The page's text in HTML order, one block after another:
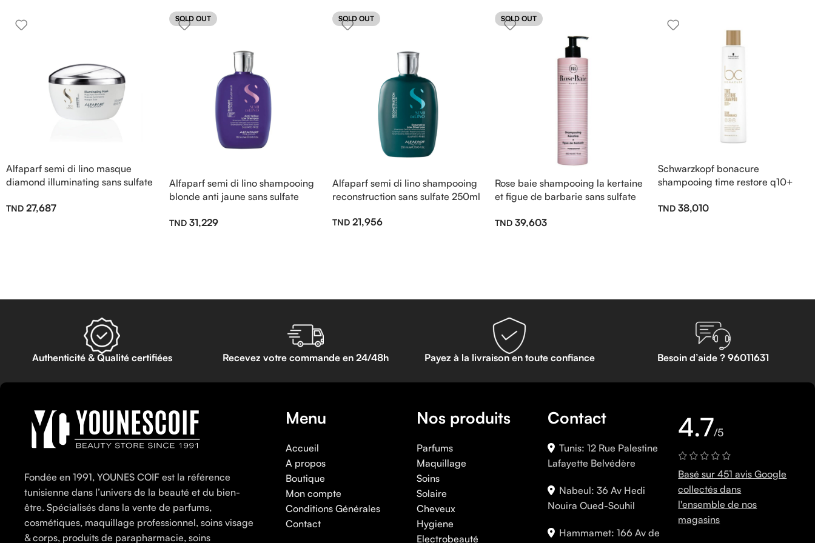
Alfaparf semi di lino masque
diamond illuminating sans sulfate
27,687
SOLD OUT
Alfaparf semi di lino shampooing
blonde anti jaune sans sulfate
31,229
SOLD OUT
Alfaparf semi di lino shampooing
reconstruction sans sulfate 250ml
21,956
SOLD OUT
Rose baie shampooing la kertaine
et figue de barbarie sans sulfate
39,603
Schwarzkopf bonacure
shampooing time restore q10+
38,010
Authenticité & Qualité certifiées Recevez votre commande en 24/48h Payez à la livraison en toute confiance Besoin d’aide ? 96011631
Fondée en 1991, YOUNES COIF est la référence
tunisienne dans l’univers de la beauté et du bien-
être. Spécialisés dans la vente de parfums,
cosmétiques, maquillage professionnel, soins visage
& corps, produits de parapharmacie, soins
Menu
Accueil
A propos
Boutique
Mon compte
Conditions Générales
Contact
Nos produits
Parfums
Maquillage
Soins
Solaire
Cheveux
Hygiene
Electrobeauté
Contact
Tunis: 12 Rue Palestine
Lafayette Belvédère
Nabeul: 36 Av Hedi
Nouira Oued-Souhil
Hammamet: 166 Av de
4.7/5
Basé sur 451 avis Google
collectés dans
l'ensemble de nos
magasins